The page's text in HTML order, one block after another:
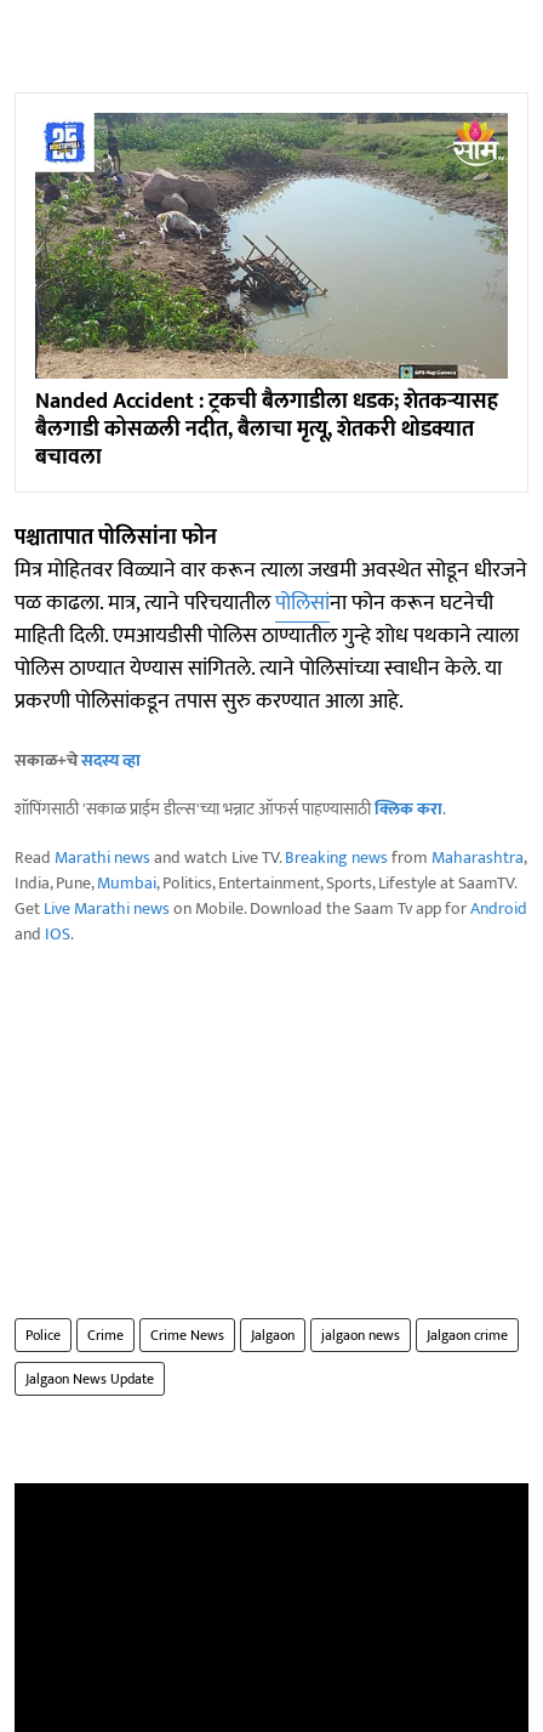
Nanded Accident : ट्रकची बैलगाडीला धडक; शेतकऱ्यासह
बैलगाडी कोसळली नदीत, बैलाचा मृत्यू, शेतकरी थोडक्यात
बचावला
पश्चातापात पोलिसांना फोन
मित्र मोहितवर विळ्याने वार करून त्याला जखमी अवस्थेत सोडून धीरजने
पळ काढला. मात्र, त्याने परिचयातीलपोलिसांना फोन करून घटनेची
माहिती दिली. एमआयडीसी पोलिस ठाण्यातील गुन्हे शोध पथकाने त्याला
पोलिस ठाण्यात येण्यास सांगितले. त्याने पोलिसांच्या स्वाधीन केले. या
प्रकरणी पोलिसांकडून तपास सुरु करण्यात आला आहे.
सकाळ+चेसदस्य व्हा
शॉपिंगसाठी 'सकाळ प्राईम डील्स'च्या भन्नाट ऑफर्स पाहण्यासाठीक्लिक करा.
Read Marathi newsand watch Live TV.Breaking newsfrom Maharashtra,
India, Pune,Mumbai, Politics, Entertainment, Sports, Lifestyle at SaamTV.
GetLive Marathi newson Mobile. Download the Saam Tv app forAndroid
and IOS.
Police Crime Crime News Jalgaon jalgaon news
Jalgaon crime
Jalgaon News Update